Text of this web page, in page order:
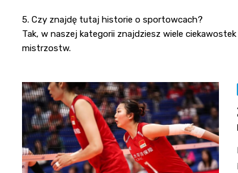
5. Czy znajdę tutaj historie o sportowcach?
Tak, w naszej kategorii znajdziesz wiele
mistrzostw.